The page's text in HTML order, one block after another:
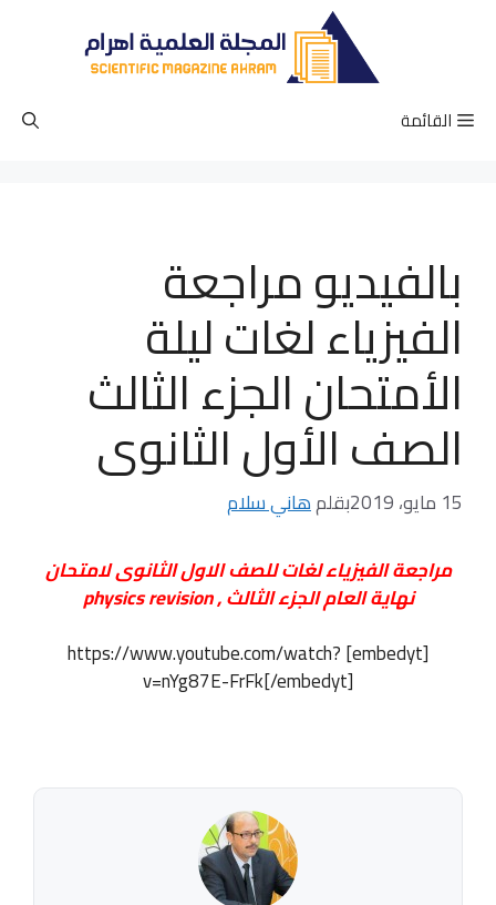
القائمة
بالفيديو مراجعة
الفيزياء لغات ليلة
الأمتحان الجزء الثالث
الصف الأول الثانوى
15 مايو، 2019 بقلمهاني سلام
مراجعة الفيزياء لغات للصف الاول الثانوى لامتحان
نهاية العام الجزء الثالث , physics revision
[embedyt] https://www.youtube.com/watch?
v=nYg87E-FrFk[/embedyt]